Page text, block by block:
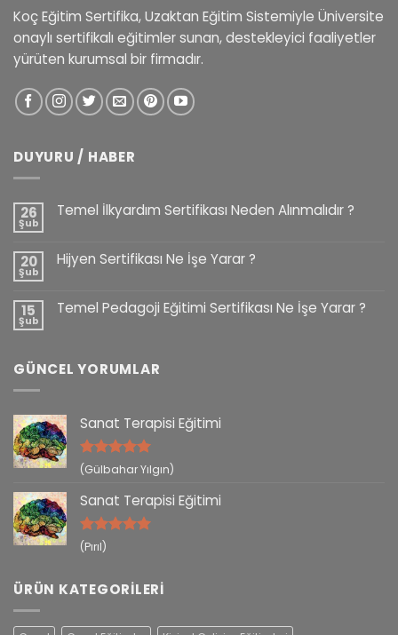
Koç Eğitim Sertifika, Uzaktan Eğitim Sistemiyle Üniversite
onaylı sertifikalı eğitimler sunan, destekleyici faaliyetler
yürüten kurumsal bir firmadır.
DUYURU / HABER
26
Şub
Temel İlkyardım Sertifikası Neden Alınmalıdır ?
20
Şub
Hijyen Sertifikası Ne İşe Yarar ?
15
Şub
Temel Pedagoji Eğitimi Sertifikası Ne İşe Yarar ?
GÜNCEL YORUMLAR
Sanat Terapisi Eğitimi
5 üzerinden
(Gülbahar Yılgın)
Sanat Terapisi Eğitimi
5 üzerinden
(Pırıl)
ÜRÜN KATEGORILERI